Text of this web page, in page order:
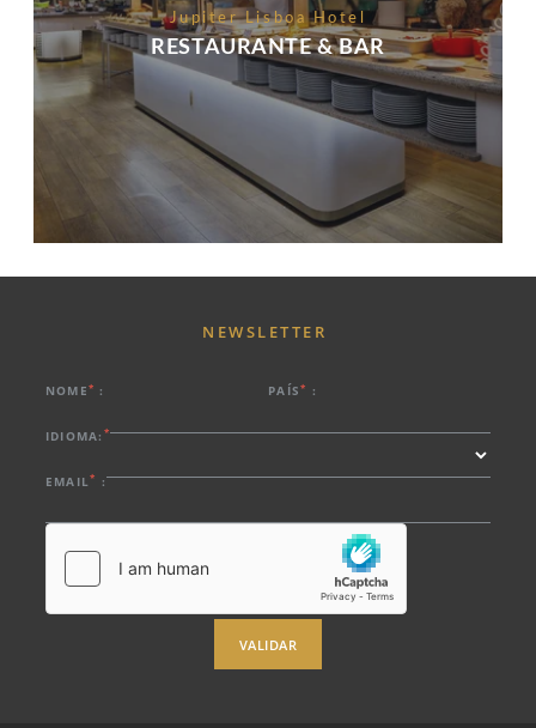
Jupiter Lisboa Hotel
RESTAURANTE & BAR
NOME * : PAÍS* :
IDIOMA: *
EMAIL* :
VALIDAR
NEWSLETTER